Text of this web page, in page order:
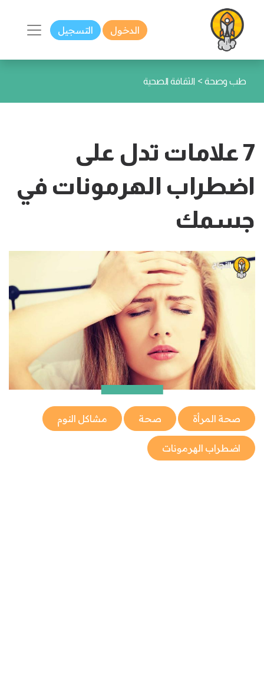
الدخول التسجيل
طب وصحة > الثقافة الصحية
7 علامات تدل على
اضطراب الهرمونات في
جسمك
صحة المرأة صحة مشاكل النوم
اضطراب الهرمونات